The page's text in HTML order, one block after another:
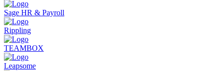
Sage HR & Payroll
Rippling
TEAMBOX
Leapsome